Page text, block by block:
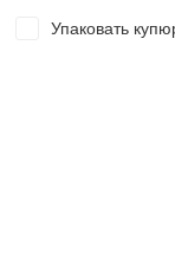
Упаковать